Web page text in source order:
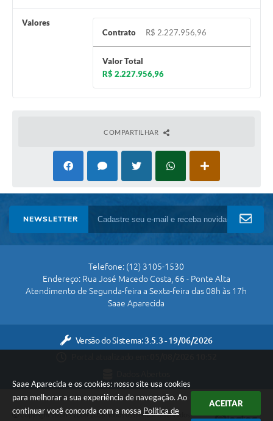
Saae Aparecida e os cookies: nosso site usa cookies
para melhorar a sua experiência de navegação. Ao
continuar você concorda com a nossa Política de
ACEITAR
Valores
Contrato
R$ 2.227.956,96
Valor Total
R$ 2.227.956,96
COMPARTILHAR
NEWSLETTER
Telefone: (12) 3105-1530
Endereço: Rua José Macedo Costa, 66 - Ponte Alta
Atendimento de Segunda-feira a Sexta-feira das 08h às 17h
Saae Aparecida
Versão do Sistema:3.5.3 - 19/06/2026
Copyright Instar - 2006-2026. Todos os direitos reservados -